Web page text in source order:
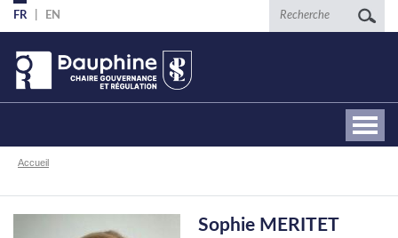
Aller
au
contenu
principal
FR EN Recherche
Fil
Accueil
Sophie MERITET